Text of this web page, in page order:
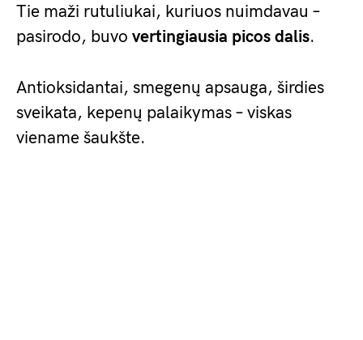
Tie maži rutuliukai, kuriuos nuimdavau –
pasirodo, buvo vertingiausia picos dalis.
Antioksidantai, smegenų apsauga, širdies
sveikata, kepenų palaikymas – viskas
viename šaukšte.